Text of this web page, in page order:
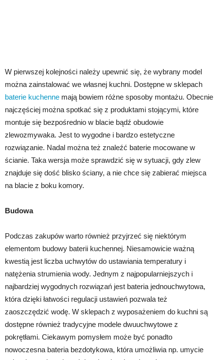
W pierwszej kolejności należy upewnić się, że wybrany model
można zainstalować we własnej kuchni. Dostępne w sklepach
baterie kuchenne mają bowiem różne sposoby montażu. Obecnie
najczęściej można spotkać się z produktami stojącymi, które
montuje się bezpośrednio w blacie bądź obudowie
zlewozmywaka. Jest to wygodne i bardzo estetyczne
rozwiązanie. Nadal można też znaleźć baterie mocowane w
ścianie. Taka wersja może sprawdzić się w sytuacji, gdy zlew
znajduje się dość blisko ściany, a nie chce się zabierać miejsca
na blacie z boku komory.
Budowa
Podczas zakupów warto również przyjrzeć się niektórym
elementom budowy baterii kuchennej. Niesamowicie ważną
kwestią jest liczba uchwytów do ustawiania temperatury i
natężenia strumienia wody. Jednym z najpopularniejszych i
najbardziej wygodnych rozwiązań jest bateria jednouchwytowa,
która dzięki łatwości regulacji ustawień pozwala też
zaoszczędzić wodę. W sklepach z wyposażeniem do kuchni są
dostępne również tradycyjne modele dwuuchwytowe z
pokrętłami. Ciekawym pomysłem może być ponadto
nowoczesna bateria bezdotykowa, która umożliwia np. umycie